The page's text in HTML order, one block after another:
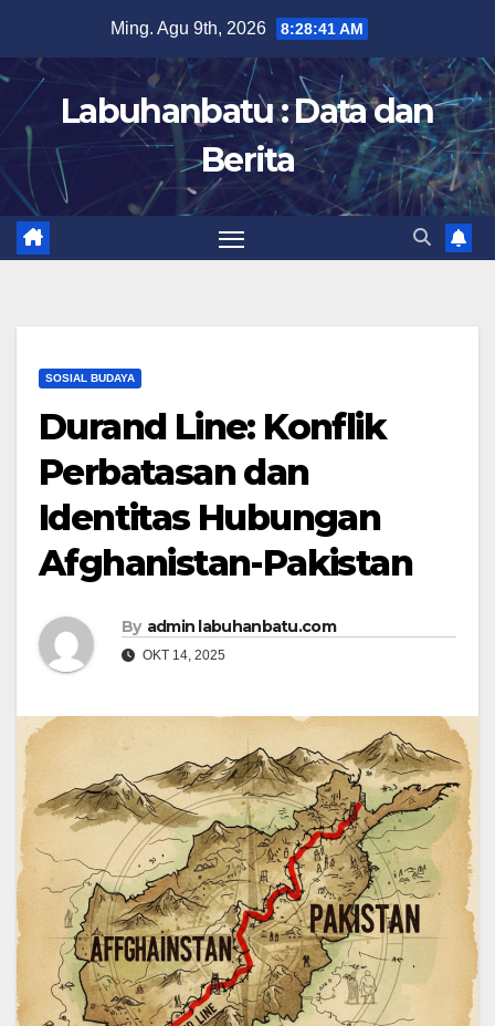
content
Ming. Agu 9th, 2026 8:28:42 AM
Labuhanbatu : Data dan
Berita
SOSIAL BUDAYA
Durand Line: Konflik
Perbatasan dan
Identitas Hubungan
Afghanistan-Pakistan
By admin labuhanbatu.com
OKT 14, 2025